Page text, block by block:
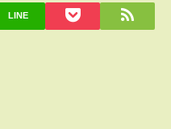
LINE